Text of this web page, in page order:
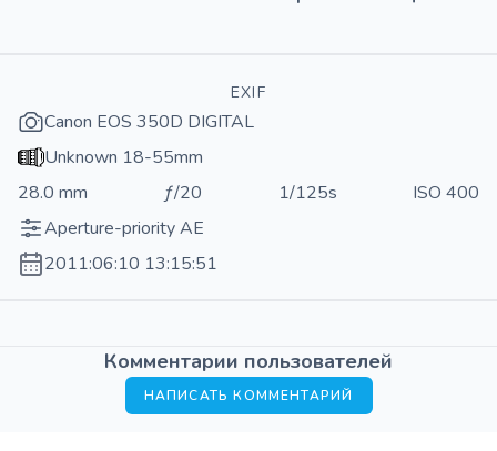
EXIF
Canon EOS 350D DIGITAL
Unknown 18-55mm
28.0 mm
ƒ/20 1/125s
ISO 400
Aperture-priority AE
2011:06:10 13:15:51
Комментарии пользователей
НАПИСАТЬ КОММЕНТАРИЙ